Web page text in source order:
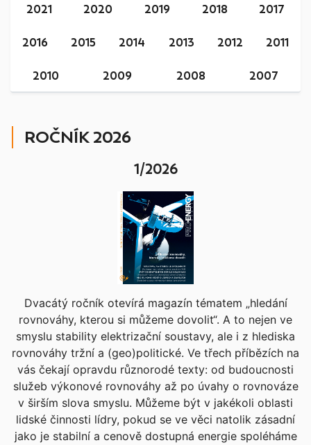
2021 2020 2019 2018 2017
2016 2015 2014 2013 2012 2011
2010 2009 2008 2007
ROČNÍK 2026
1/2026
Dvacátý ročník otevírá magazín tématem „hledání
rovnováhy, kterou si můžeme dovolit“. A to nejen ve
smyslu stability elektrizační soustavy, ale i z hlediska
rovnováhy tržní a (geo)politické. Ve třech příbězích na
vás čekají opravdu různorodé texty: od budoucnosti
služeb výkonové rovnováhy až po úvahy o rovnováze
v širším slova smyslu. Můžeme být v jakékoli oblasti
lidské činnosti lídry, pokud se ve věci natolik zásadní
jako je stabilní a cenově dostupná energie spoléháme